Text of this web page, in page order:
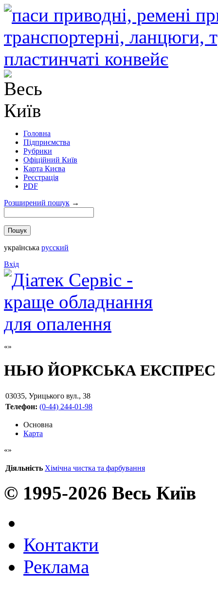
Головна
Підприємства
Рубрики
Офіційний Київ
Карта Києва
Реєстрація
PDF
Розширений пошук →
українська русский
Вхід
НЬЮ ЙОРКСЬКА
03035, Урицького вул., 38
Телефон: (0-44) 244-01-98
Основна
Карта
Діяльність Хімічна чистка та фарбування
© 1995-2026 Весь Київ
Контакти
Реклама